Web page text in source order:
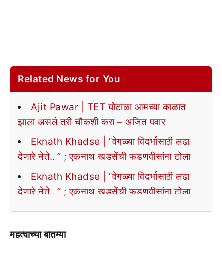
Related News for You
Ajit Pawar | TET घोटाळा आमच्या काळात
झाला असले तरी चौकशी करा – अजित पवार
Eknath Khadse | “वेगळ्या विदर्भासाठी लढा
देणारे नेते…” ; एकनाथ खडसेंची फडणवीसांना टोला
Eknath Khadse | “वेगळ्या विदर्भासाठी लढा
देणारे नेते…” ; एकनाथ खडसेंची फडणवीसांना टोला
महत्वाच्या बातम्या